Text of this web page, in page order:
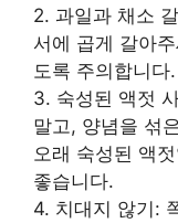
2. 과일과 채소
서에 곱게 갈아
도록 주의합니다.
3. 숙성된 액젓
말고, 양념을 섞
오래 숙성된 액
좋습니다.
4. 치대지 않기: